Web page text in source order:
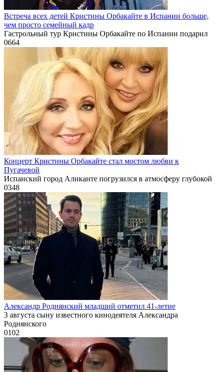
Встреча всех детей Кристины Орбакайте в Испании больше,
чем просто семейный кадр
Гастрольный тур Кристины Орбакайте по Испании подарил
0664
Концерт Кристины Орбакайте стал мостом любви к
Пугачевой
Испанский город Аликанте погрузился в атмосферу глубокой
0348
Александр Роднянский младший отметил 41-летие
3 августа сыну известного кинодеятеля Александра
Роднянского
0102